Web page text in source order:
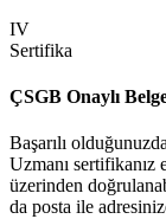
IV
Sertifika
ÇSGB Onaylı
Başarılı
Uzmanı
üzerinden
da posta ile